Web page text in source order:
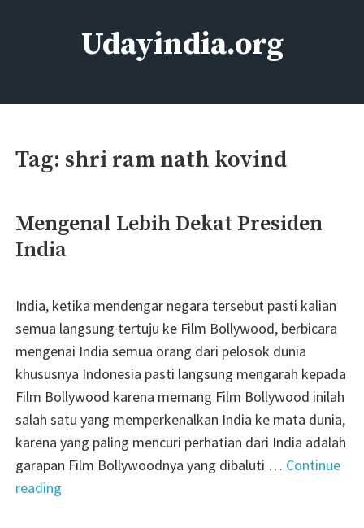
Udayindia.org
Tag: shri ram nath kovind
Mengenal Lebih Dekat Presiden
India
India, ketika mendengar negara tersebut pasti kalian
semua langsung tertuju ke Film Bollywood, berbicara
mengenai India semua orang dari pelosok dunia
khususnya Indonesia pasti langsung mengarah kepada
Film Bollywood karena memang Film Bollywood inilah
salah satu yang memperkenalkan India ke mata dunia,
karena yang paling mencuri perhatian dari India adalah
garapan Film Bollywoodnya yang dibaluti … Continue
reading